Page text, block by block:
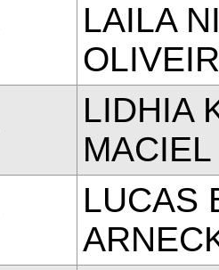
LAILA
LIDHIA
MACIEL
LUCAS